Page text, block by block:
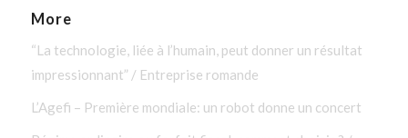
More
“La technologie, liée à l’humain, peut donner un résultat
impressionnant” / Entreprise romande
L’Agefi – Première mondiale: un robot donne un concert